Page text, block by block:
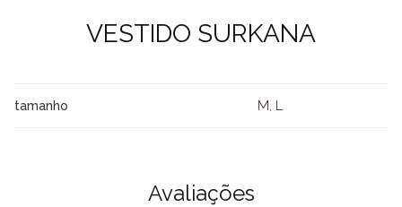
VESTIDO SURKANA
tamanho M, L
Avaliações